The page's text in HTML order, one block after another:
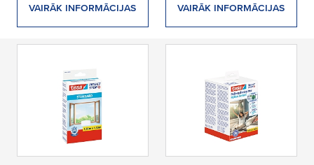
VAIRĀK INFORMĀCIJAS VAIRĀK INFORMĀCIJAS